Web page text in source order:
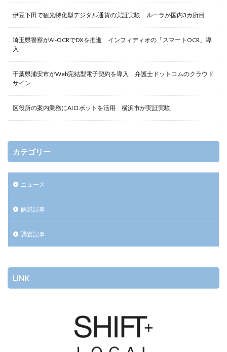
伊豆下田で観光特化型デジタル通貨の実証実験 ルーラが国内3カ所目
埼玉県警察がAI-OCRでDXを推進 インフィディオの「スマートOCR」導
入
千葉県浦安市がWeb完結型電子契約を導入 弁護士ドットコムのクラウド
サイン
区役所の案内業務にAIロボットを活用 横浜市が実証実験
カテゴリー
ニュース
解説記事
調査記事
LINK